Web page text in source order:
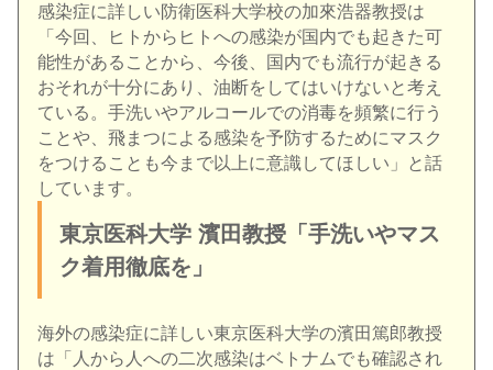
感染症に詳しい防衛医科大学校の加來浩器教授は
「今回、ヒトからヒトへの感染が国内でも起きた可
能性があることから、今後、国内でも流行が起きる
おそれが十分にあり、油断をしてはいけないと考え
ている。手洗いやアルコールでの消毒を頻繁に行う
ことや、飛まつによる感染を予防するためにマスク
をつけることも今まで以上に意識してほしい」と話
しています。
東京医科大学 濱田教授「手洗いやマス
ク着用徹底を」
海外の感染症に詳しい東京医科大学の濱田篤郎教授
は「人から人への二次感染はベトナムでも確認され